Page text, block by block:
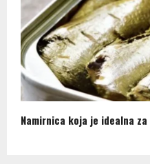
Namirnica koja je idealna